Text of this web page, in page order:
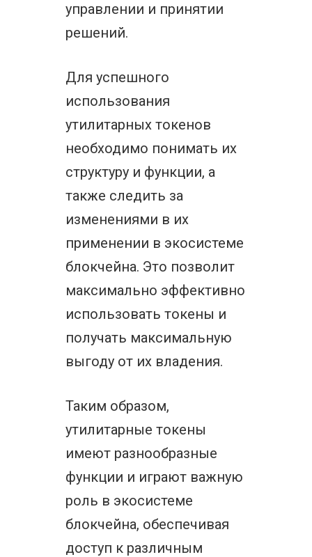
управлении и принятии
решений.
Для успешного
использования
утилитарных токенов
необходимо понимать их
структуру и функции, а
также следить за
изменениями в их
применении в экосистеме
блокчейна. Это позволит
максимально эффективно
использовать токены и
получать максимальную
выгоду от их владения.
Таким образом,
утилитарные токены
имеют разнообразные
функции и играют важную
роль в экосистеме
блокчейна, обеспечивая
доступ к различным